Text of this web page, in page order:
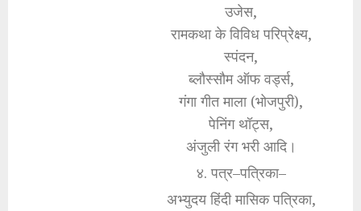
उजेस,
रामकथा के विविध परिप्रेक्ष्य,
स्पंदन,
ब्लौस्सौम ऑफ वर्ड्स,
गंगा गीत माला (भोजपुरी),
पेनिंग थॉट्स,
अंजुली रंग भरी आदि।
४. पत्र–पत्रिका–
अभ्युदय हिंदी मासिक पत्रिका,